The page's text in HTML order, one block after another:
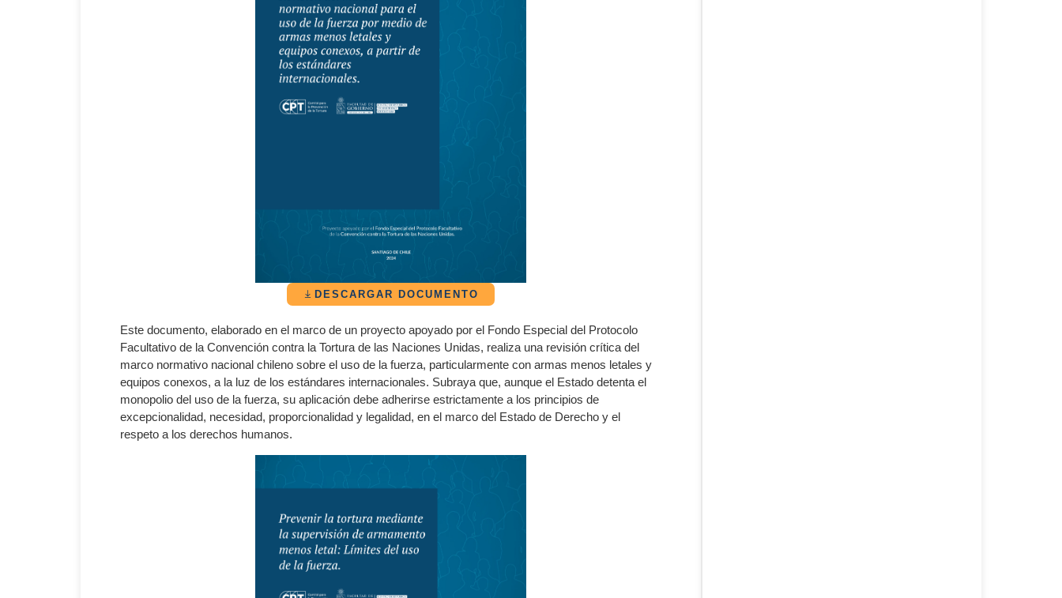
DESCARGAR DOCUMENTO
Este documento, elaborado en el marco de un proyecto apoyado por el Fondo Especial del Protocolo
Facultativo de la Convención contra la Tortura de las Naciones Unidas, realiza una revisión crítica del
marco normativo nacional chileno sobre el uso de la fuerza, particularmente con armas menos letales y
equipos conexos, a la luz de los estándares internacionales. Subraya que, aunque el Estado detenta el
monopolio del uso de la fuerza, su aplicación debe adherirse estrictamente a los principios de
excepcionalidad, necesidad, proporcionalidad y legalidad, en el marco del Estado de Derecho y el
respeto a los derechos humanos.